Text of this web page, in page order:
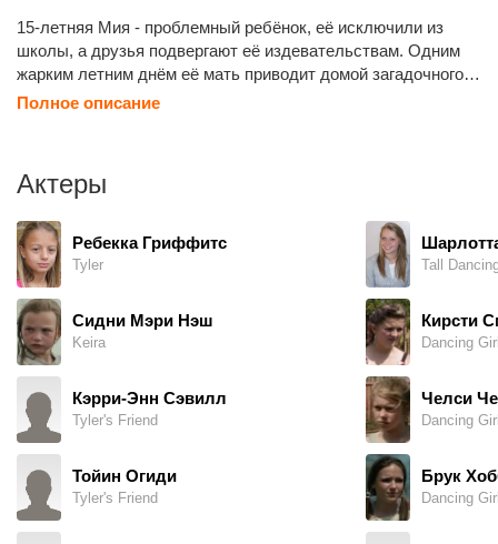
15-летняя Мия - проблемный ребёнок, её исключили из
школы, а друзья подвергают её издевательствам. Одним
жарким летним днём её мать приводит домой загадочного
незнакомца, чьё появление обещает изменить их жизнь и
Полное описание
Актеры
Ребекка Гриффитс
Tyler
Сидни Мэри Нэш
Keira
Кэрри-Энн Сэвилл
Tyler's Friend
Тойин Огиди
Tyler's Friend
Tall
Кирсти
Dancing
Челси
Dancing
Брук
Dancing